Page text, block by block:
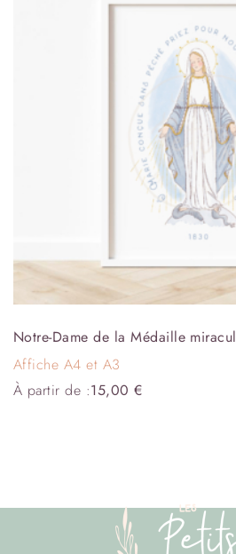
Notre-Dame de la Médaille
Affiche A4 et A3
À partir de :15,00€